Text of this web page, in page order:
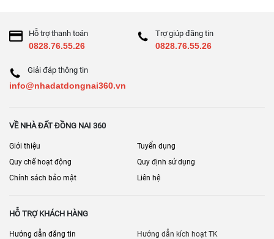
Hỗ trợ thanh toán
0828.76.55.26
Trợ giúp đăng tin
0828.76.55.26
Giải đáp thông tin
info@nhadatdongnai360.vn
VỀ NHÀ ĐẤT ĐỒNG NAI 360
Giới thiệu
Tuyển dụng
Quy chế hoạt động
Quy định sử dụng
Chính sách bảo mật
Liên hệ
HỖ TRỢ KHÁCH HÀNG
Hướng dẫn đăng tin
Hướng dẫn kích hoạt TK